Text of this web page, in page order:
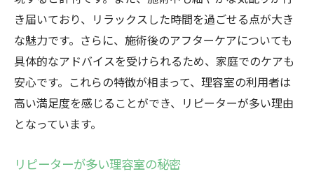
き届いており、リラックスした時間を過ごせる点が大き
な魅力です。さらに、施術後のアフターケアについても
具体的なアドバイスを受けられるため、家庭でのケアも
安心です。これらの特徴が相まって、理容室の利用者は
高い満足度を感じることができ、リピーターが多い理由
となっています。
リピーターが多い理容室の秘密